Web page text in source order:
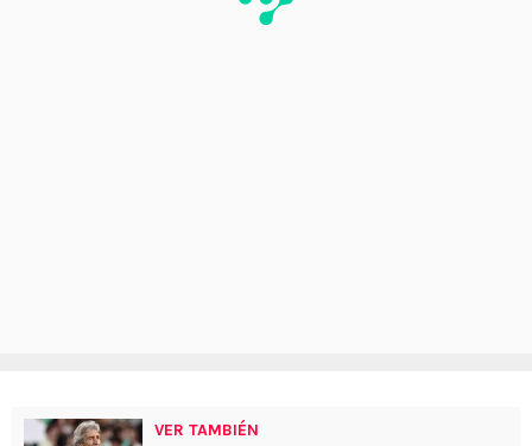
VER TAMBIÉN